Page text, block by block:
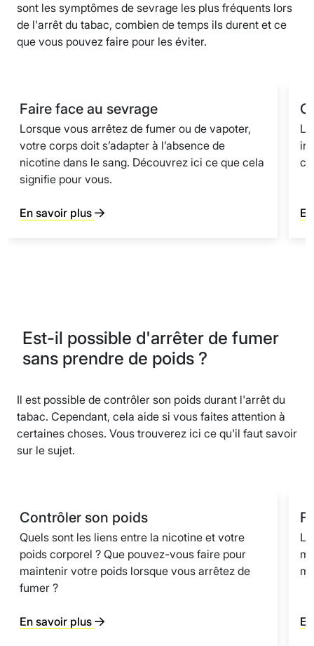
sont les symptômes de sevrage les plus fréquents lors
de l'arrêt du tabac, combien de temps ils durent et ce
que vous pouvez faire pour les éviter.
Faire face au sevrage
Lorsque vous arrêtez de fumer ou de vapoter,
votre corps doit s’adapter à l’absence de
nicotine dans le sang. Découvrez ici ce que cela
signifie pour vous.
En savoir plus
Est-il possible d'arrêter de fumer
sans prendre de poids ?
Il est possible de contrôler son poids durant l'arrêt du
tabac. Cependant, cela aide si vous faites attention à
certaines choses. Vous trouverez ici ce qu'il faut savoir
sur le sujet.
Contrôler son poids
Quels sont les liens entre la nicotine et votre
poids corporel ? Que pouvez-vous faire pour
maintenir votre poids lorsque vous arrêtez de
fumer ?
En savoir plus